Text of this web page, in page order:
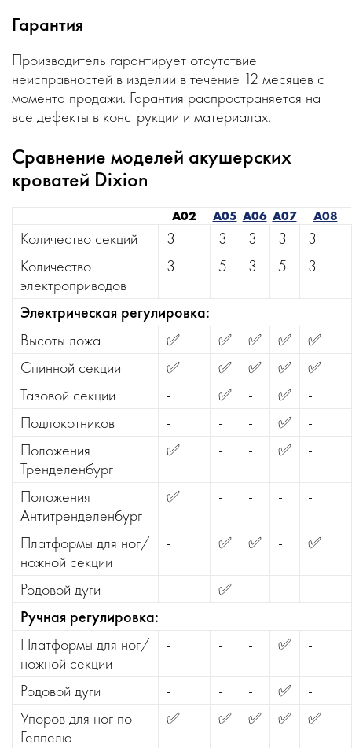
Гарантия
Производитель гарантирует отсутствие
неисправностей в изделии в течение 12 месяцев с
момента продажи. Гарантия распространяется на
все дефекты в конструкции и материалах.
Сравнение моделей акушерских
кроватей Dixion
А02 А05 А06 А07 А08
Количество секций 3 3 3 3
3
Количество
электроприводов
3 5 3 5 3
Электрическая регулировка:
Высоты ложа
✅ ✅ ✅ ✅
✅
Спинной секции
✅ ✅ ✅ ✅
✅
Тазовой секции
- ✅ - ✅
-
Подлокотников
- - - ✅
-
Положения
Тренделенбург
✅ - - ✅ -
Положения
Антитренделенбург
✅ - - - -
Платформы для ног/
ножной секции
- ✅ ✅ - ✅
Родовой дуги - ✅ - -
-
Ручная регулировка:
Платформы для ног/
ножной секции
- - - ✅ -
Родовой дуги - - - ✅
-
Упоров для ног по
Геппелю
✅ ✅ ✅ ✅ ✅